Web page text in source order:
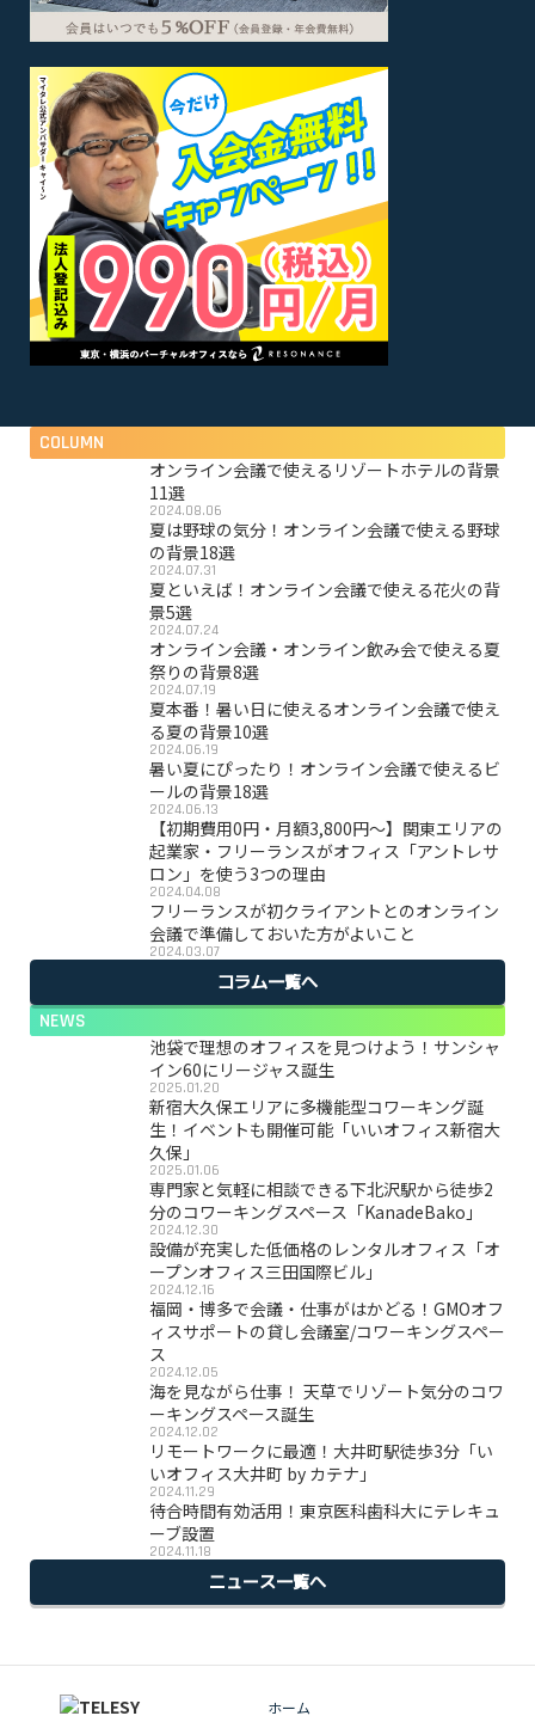
COLUMN
オンライン会議で使えるリゾートホテルの背景
11選
2024.08.06
夏は野球の気分！オンライン会議で使える野球
の背景18選
2024.07.31
夏といえば！オンライン会議で使える花火の背
景5選
2024.07.24
オンライン会議・オンライン飲み会で使える夏
祭りの背景8選
2024.07.19
夏本番！暑い日に使えるオンライン会議で使え
る夏の背景10選
2024.06.19
暑い夏にぴったり！オンライン会議で使えるビ
ールの背景18選
2024.06.13
【初期費用0円・月額3,800円〜】関東エリアの
起業家・フリーランスがオフィス「アントレサ
ロン」を使う3つの理由
2024.04.08
フリーランスが初クライアントとのオンライン
会議で準備しておいた方がよいこと
2024.03.07
コラム一覧へ
NEWS
池袋で理想のオフィスを見つけよう！サンシャ
イン60にリージャス誕生
2025.01.20
新宿大久保エリアに多機能型コワーキング誕
生！イベントも開催可能「いいオフィス新宿大
久保」
2025.01.06
専門家と気軽に相談できる下北沢駅から徒歩2
分のコワーキングスペース「KanadeBako」
2024.12.30
設備が充実した低価格のレンタルオフィス「オ
ープンオフィス三田国際ビル」
2024.12.16
福岡・博多で会議・仕事がはかどる！GMOオフ
ィスサポートの貸し会議室/コワーキングスペー
ス
2024.12.05
海を見ながら仕事！ 天草でリゾート気分のコワ
ーキングスペース誕生
2024.12.02
リモートワークに最適！大井町駅徒歩3分「い
いオフィス大井町 by カテナ」
2024.11.29
待合時間有効活用！東京医科歯科大にテレキュ
ーブ設置
2024.11.18
ニュース一覧へ
ホーム